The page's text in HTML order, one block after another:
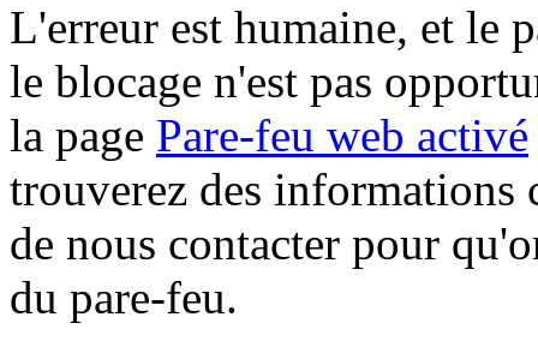
L'erreur est humaine, et le
le blocage n'est pas
la page Pare-feu web activé
trouverez des informations
de nous contacter pour
du pare-feu.